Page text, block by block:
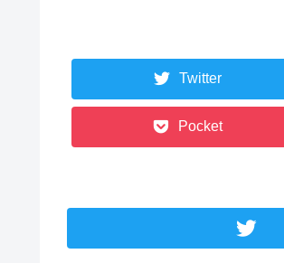
Twitter
Pocket